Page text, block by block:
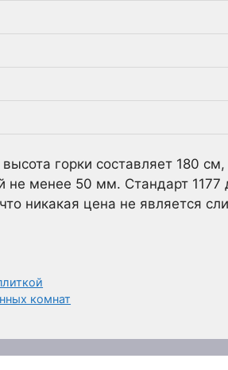
высота горки составляет 180
менее 50 мм. Стандарт
никакая цена не является
комнат